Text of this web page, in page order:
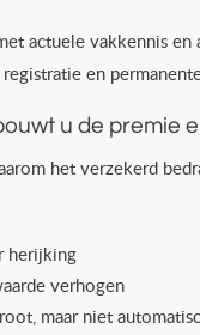
actuele vakkennis
en
u de premie
het verzekerd
herijking
verhogen
maar niet